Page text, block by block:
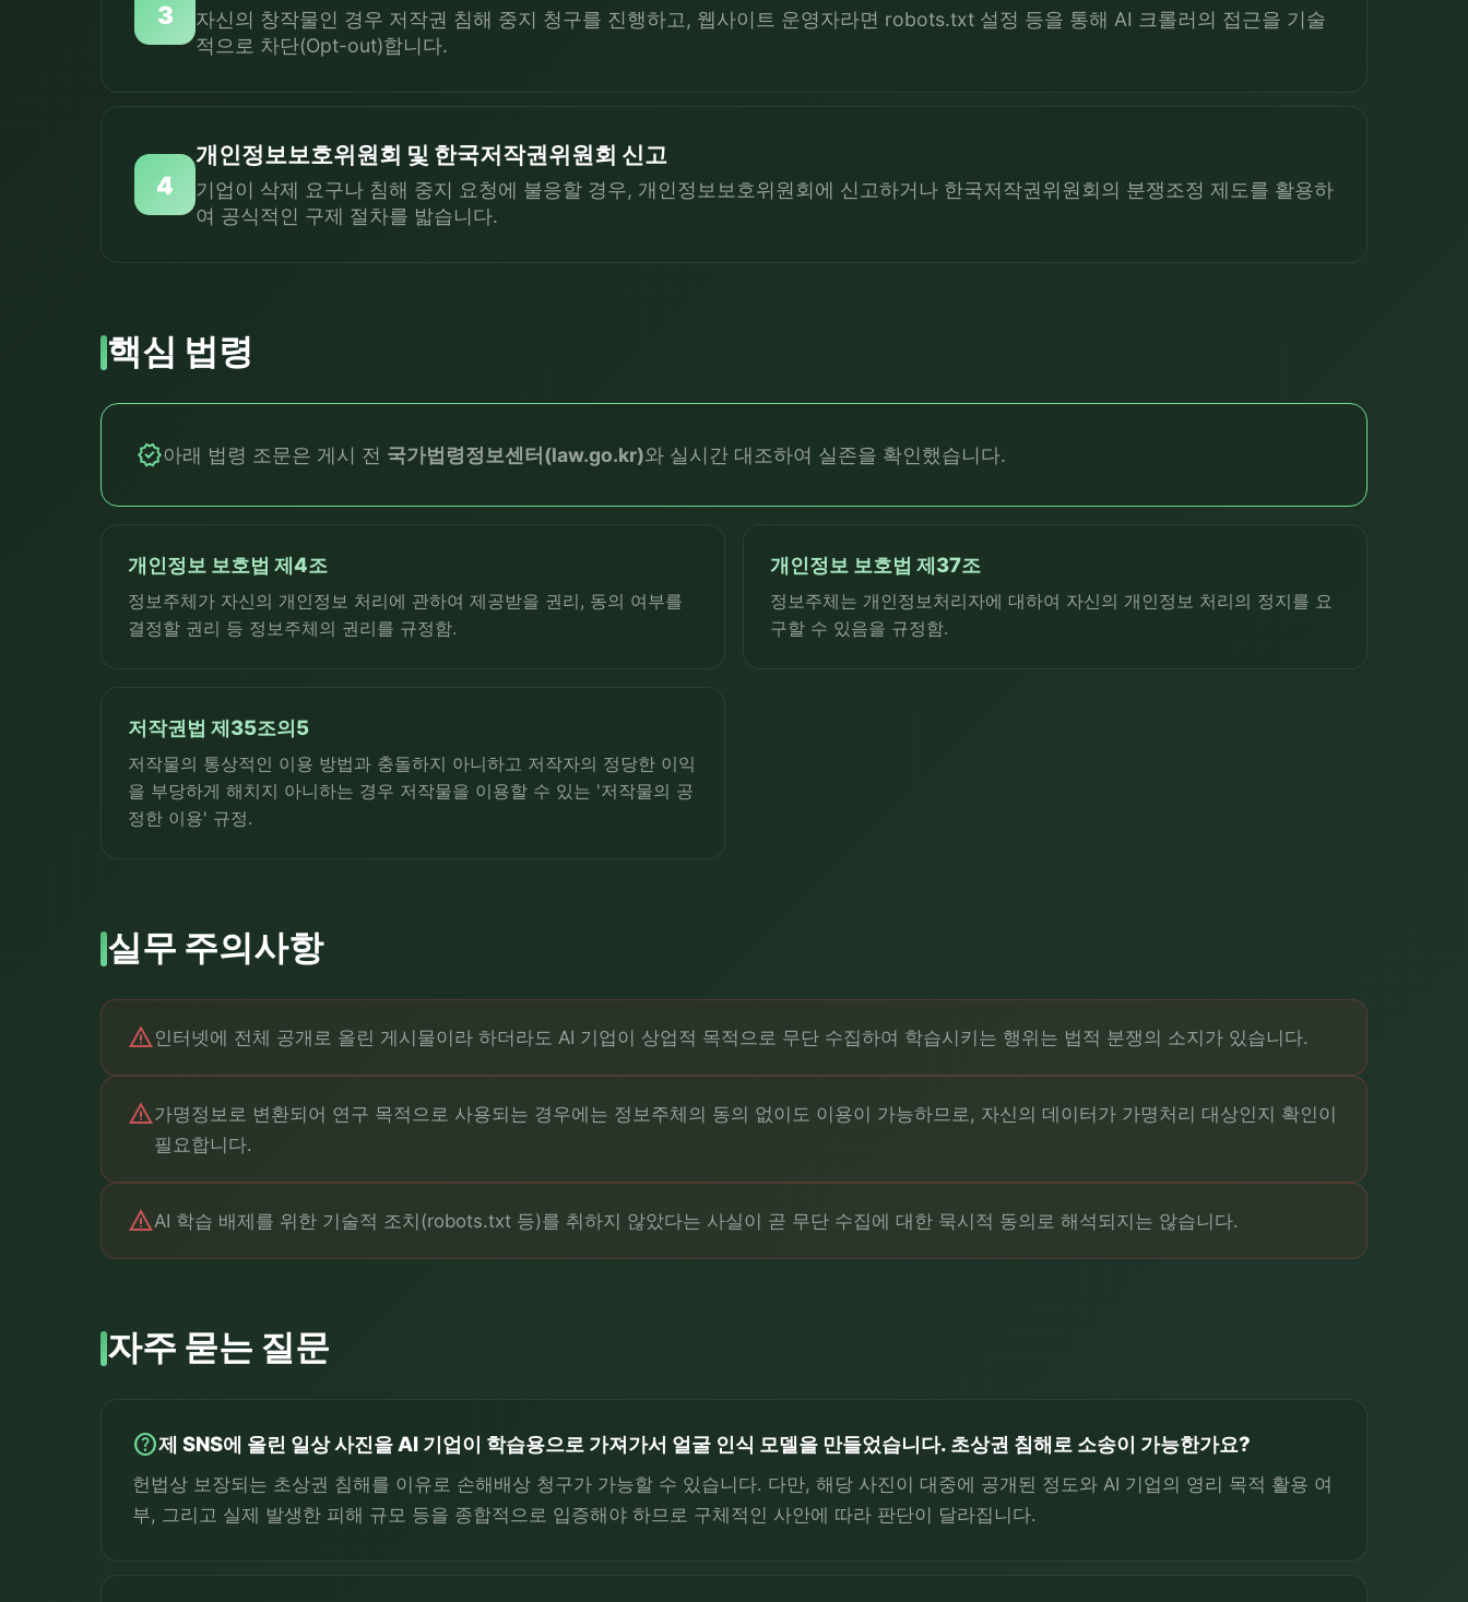
3
자신의 창작물인 경우 저작권 침해 중지 청구를 진행하고, 웹사이트 운영자라면 robots.txt 설정 등을 통해 AI 크롤러의 접근을 기술
적으로 차단(Opt-out)합니다.
4
개인정보보호위원회 및 한국저작권위원회 신고
기업이 삭제 요구나 침해 중지 요청에 불응할 경우, 개인정보보호위원회에 신고하거나 한국저작권위원회의 분쟁조정 제도를 활용하
여 공식적인 구제 절차를 밟습니다.
핵심 법령
verified아래 법령 조문은 게시 전 국가법령정보센터(law.go.kr)와 실시간 대조하여 실존을 확인했습니다.
개인정보 보호법 제4조
정보주체가 자신의 개인정보 처리에 관하여 제공받을 권리, 동의 여부를
결정할 권리 등 정보주체의 권리를 규정함.
개인정보 보호법 제37조
정보주체는 개인정보처리자에 대하여 자신의 개인정보 처리의 정지를 요
구할 수 있음을 규정함.
저작권법 제35조의5
저작물의 통상적인 이용 방법과 충돌하지 아니하고 저작자의 정당한 이익
을 부당하게 해치지 아니하는 경우 저작물을 이용할 수 있는 '저작물의 공
정한 이용' 규정.
실무 주의사항
warning인터넷에 전체 공개로 올린 게시물이라 하더라도 AI 기업이 상업적 목적으로 무단 수집하여 학습시키는 행위는 법적 분쟁의 소지가 있습니다.
warning가명정보로 변환되어 연구 목적으로 사용되는 경우에는 정보주체의 동의 없이도 이용이 가능하므로, 자신의 데이터가 가명처리 대상인지 확인이
필요합니다.
warningAI 학습 배제를 위한 기술적 조치(robots.txt 등)를 취하지 않았다는 사실이 곧 무단 수집에 대한 묵시적 동의로 해석되지는 않습니다.
자주 묻는 질문
help제 SNS에 올린 일상 사진을 AI 기업이 학습용으로 가져가서 얼굴 인식 모델을 만들었습니다. 초상권 침해로 소송이 가능한가요?
헌법상 보장되는 초상권 침해를 이유로 손해배상 청구가 가능할 수 있습니다. 다만, 해당 사진이 대중에 공개된 정도와 AI 기업의 영리 목적 활용 여
부, 그리고 실제 발생한 피해 규모 등을 종합적으로 입증해야 하므로 구체적인 사안에 따라 판단이 달라집니다.